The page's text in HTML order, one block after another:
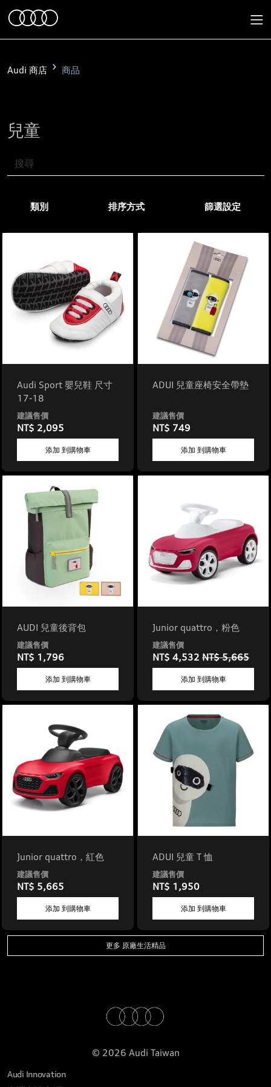
Audi 商店 商品
兒童
類別 排序方式 篩選設定
Audi Sport 嬰兒鞋 尺寸
17-18
NT$ 2,095
添加 到購物車
ADUI 兒童座椅安全帶墊
NT$ 749
添加 到購物車
AUDI 兒童後背包
NT$ 1,796
添加 到購物車
Junior quattro，粉色
NT$ 4,532 NT$ 5,665
添加 到購物車
Junior quattro，紅色
NT$ 5,665
添加 到購物車
ADUI 兒童 T 恤
NT$ 1,950
添加 到購物車
更多 原廠生活精品
© 2026 Audi Taiwan
Audi Innovation